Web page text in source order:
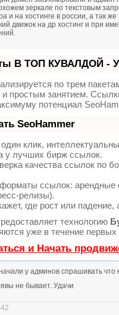
зеркале по текстовым
и на хостинге в россии, а
движок на др хостинг и при
В ТОП КУВАЛДОЙ -
по трем
простым занятием.
потенциал
SeoHammer
клик,
у лучших бирж ссылок.
качества ссылок по
ссылок: арендные
релизы).
где рост или
технологию
уже в течение первых
и Начать
у админов спрашивать что
не бывает. Удачи